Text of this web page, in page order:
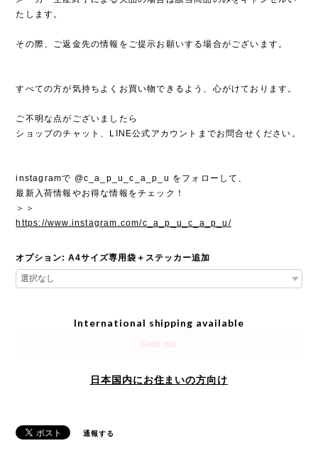
たします。
その際、ご返金先の情報をご提示お願いする場合がございます。
すべての方が気持ちよくお買い物できるよう、心がけております。
ご不明な点がございましたら
ショップのチャット、LINE公式アカウントまでお問合せください。
instagramで @c_a_p_u_c_a_p_u をフォローして、
最新入荷情報やお得な情報をチェック！
＞＞
https://www.instagram.com/c_a_p_u_c_a_p_u/
オプション: A4サイズ専用袋＋ステッカー追加
International shipping available
Sold out
日本国内にお住まいの方向け
通報する